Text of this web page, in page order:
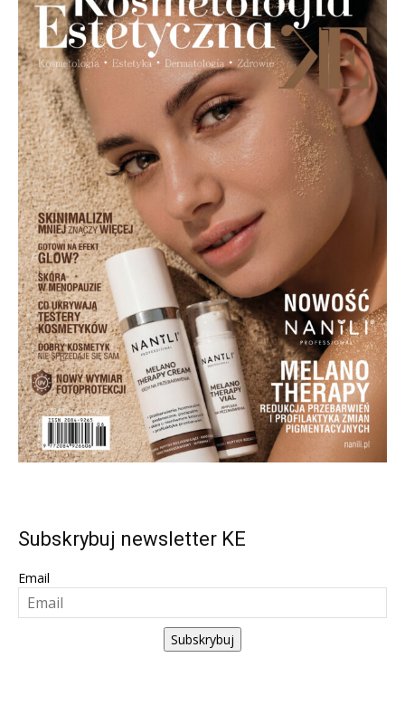
Subskrybuj newsletter KE
Email
Subskrybuj